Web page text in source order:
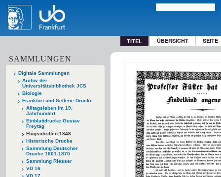
TITEL ÜBERSICHT SEITE
SAMMLUNGEN
Digitale Sammlungen
Archiv der
Universitätsbibliothek JCS
Biologie
Frankfurt und Seltene Drucke
Alltagsleben im 19.
Jahrhundert
Einblattdrucke Gustav
Freytag
Flugschriften 1848
Historische Drucke
Sammlung Deutscher
Drucke 1801-1870
Sammlung Riesser
VD 16
VD 17